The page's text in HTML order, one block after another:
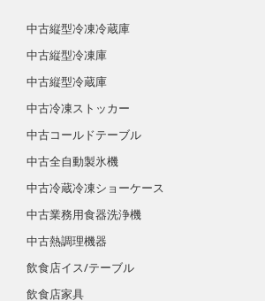
中古縦型冷凍冷蔵庫
中古縦型冷凍庫
中古縦型冷蔵庫
中古冷凍ストッカー
中古コールドテーブル
中古全自動製氷機
中古冷蔵冷凍ショーケース
中古業務用食器洗浄機
中古熱調理機器
飲食店イス/テーブル
飲食店家具